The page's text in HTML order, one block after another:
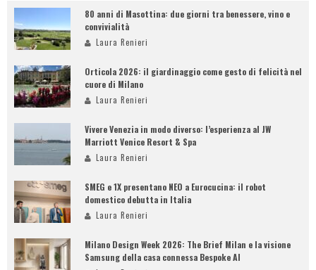
80 anni di Masottina: due giorni tra benessere, vino e
convivialità
Laura Renieri
Orticola 2026: il giardinaggio come gesto di felicità nel
cuore di Milano
Laura Renieri
Vivere Venezia in modo diverso: l’esperienza al JW
Marriott Venice Resort & Spa
Laura Renieri
SMEG e 1X presentano NEO a Eurocucina: il robot
domestico debutta in Italia
Laura Renieri
Milano Design Week 2026: The Brief Milan e la visione
Samsung della casa connessa Bespoke AI